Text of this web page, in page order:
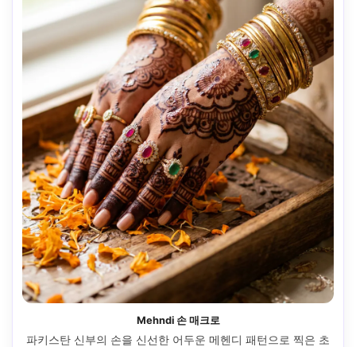
Mehndi 손 매크로
파키스탄 신부의 손을 신선한 어두운 메헨디 패턴으로 찍은 초